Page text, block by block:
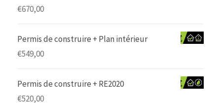
€670,00
Permis de construire + Plan intérieur
€549,00
Permis de construire + RE2020
€520,00